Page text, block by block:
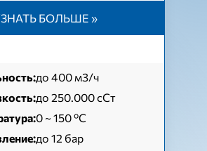
БОЛЬШЕ »
до 400 м3/ч
до 250.000 сСт
0 ~ 150 ºC
до 12 бар